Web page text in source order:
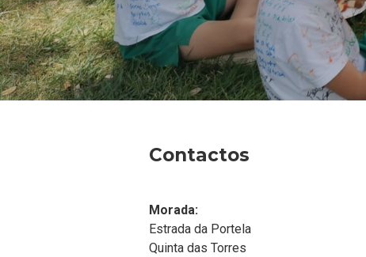
Contactos
Morada:
Estrada da Portela
Quinta das Torres